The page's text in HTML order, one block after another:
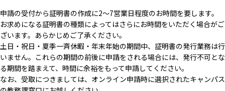
申請の受付から証明書の作成に2～7営業日程度のお時間を要します。
お求めになる証明書の種類によってはさらにお時間をいただく場合がご
ざいます。あらかじめご了承ください。
土日・祝日・夏季一斉休暇・年末年始の期間中、証明書の発行業務は行
いません。これらの期間の前後に申請をされる場合には、発行不可とな
る期間を踏まえて、時間に余裕をもって申請してください。
なお、受取につきましては、オンライン申請時に選択されたキャンパス